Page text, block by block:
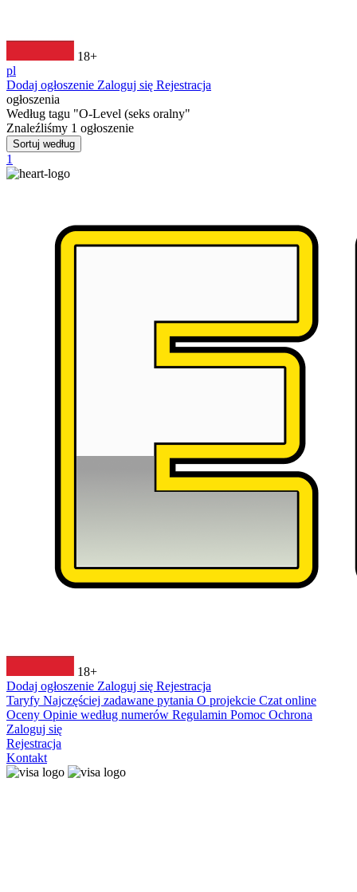
18+
pl
Dodaj ogłoszenie Zaloguj się Rejestracja
ogłoszenia
Według tagu "O-Level (seks oralny"
Znaleźliśmy 1 ogłoszenie
Sortuj według
1
18+
Dodaj ogłoszenie Zaloguj się Rejestracja
Taryfy Najczęściej zadawane pytania O projekcie Czat online
Oceny Opinie według numerów Regulamin Pomoc Ochrona
Zaloguj się
Rejestracja
Kontakt